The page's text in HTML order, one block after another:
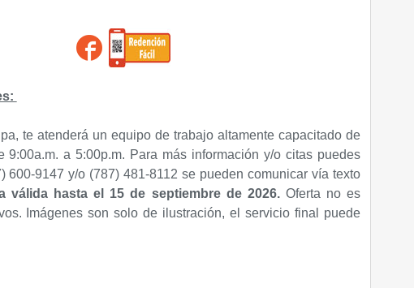
te atenderá un equipo de trabajo altamente capacitado de
9:00a.m. a 5:00p.m. Para más información y/o citas puedes
600-9147 y/o (787) 481-8112 se pueden comunicar vía texto
válida hasta el 15 de septiembre de 2026.Oferta no es
Imágenes son solo de ilustración, el servicio final puede